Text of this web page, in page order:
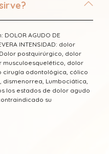
AGUDO DE
INTENSIDAD: dolor
postquirúrgico, dolor
musculoesquelético, dolor
cirugía odontológica, cólico
dismenorrea, Lumbociática,
los estados de dolor agudo
su